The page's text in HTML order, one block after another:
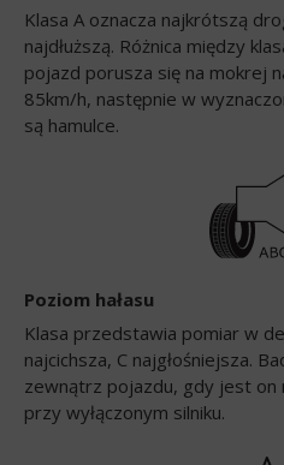
Klasa A oznacza najkrótszą
najdłuższą. Różnica między
pojazd porusza się na mokrej
85km/h, następnie w
są hamulce.
Poziom hałasu
Klasa przedstawia pomiar w
najcichsza, C najgłośniejsza.
zewnątrz pojazdu, gdy jest
przy wyłączonym silniku.